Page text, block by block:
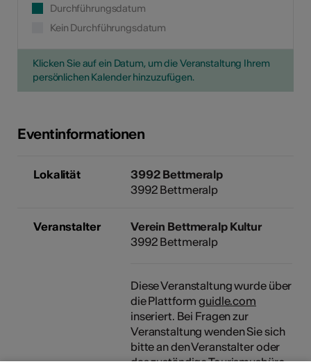
Durchführungsdatum
Kein Durchführungsdatum
Klicken Sie auf ein Datum, um die Veranstaltung Ihrem
persönlichen Kalender hinzuzufügen.
Eventinformationen
Lokalität
3992 Bettmeralp
3992 Bettmeralp
Veranstalter
Verein Bettmeralp Kultur
3992 Bettmeralp
Diese Veranstaltung wurde über
die Plattformguidle.com
inseriert. Bei Fragen zur
Veranstaltung wenden Sie sich
bitte an den Veranstalter oder